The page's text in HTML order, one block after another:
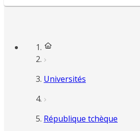
Universités
République tchèque